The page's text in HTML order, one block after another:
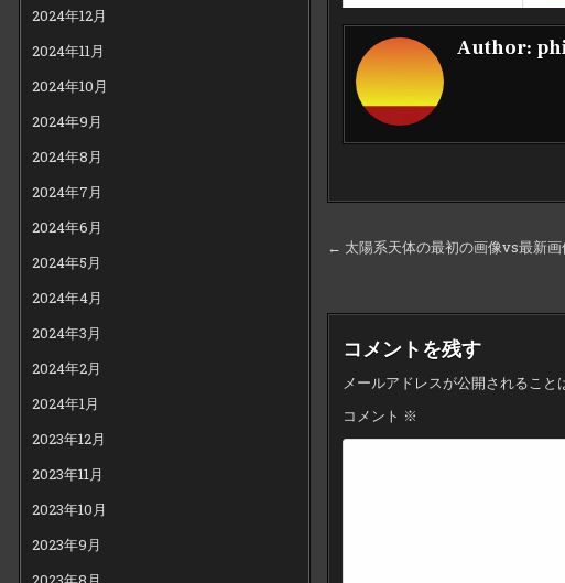
2024年12月
2024年11月
2024年10月
2024年9月
2024年8月
2024年7月
2024年6月
2024年5月
2024年4月
2024年3月
2024年2月
2024年1月
2023年12月
2023年11月
2023年10月
2023年9月
Author:
投
ナ
ビ
ゲ
ー
シ
← 太陽系天体の最初の画像vs最新画
コメントを残す
メールアドレスが公開されること
コメント ※